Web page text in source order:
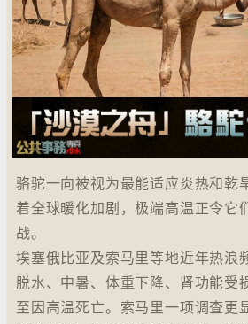
骆驼一向被视为最能适应炎热和乾
着全球暖化加剧，极端高温正令它
战。
埃塞俄比亚及索马里等地近年热浪
脱水、中暑、体重下降、肾功能受
至因高温死亡。索马里一项调查更